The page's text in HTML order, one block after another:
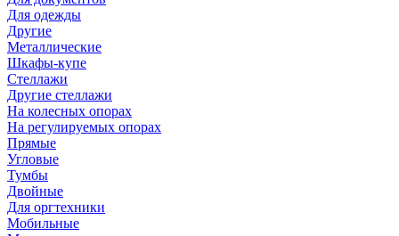
Для одежды
Другие
Металлические
Шкафы-купе
Стеллажи
Другие стеллажи
На колесных опорах
На регулируемых опорах
Прямые
Угловые
Тумбы
Двойные
Для оргтехники
Мобильные